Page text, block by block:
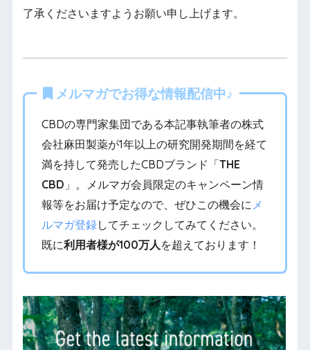
了承くださいますようお願い申し上げます。
メルマガでお得な情報配信中♪
CBDの専門家集団である本記事執筆者の株式
会社麻田製薬が1年以上の研究開発期間を経て
満を持して発売したCBDブランド「THE
CBD 」。メルマガ会員限定のキャンペーン情
報等をお届け予定なので、ぜひこの機会にメ
ルマガ登録してチェックしてみてください。
既に利用者様が100万人を超えております！